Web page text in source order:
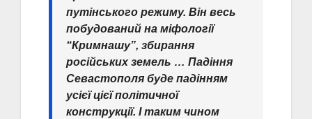
путінського режиму. Він весь
побудований на міфології
“Кримнашу”, збирання
російських земель … Падіння
Севастополя буде падінням
усієї цієї політичної
конструкції. І таким чином